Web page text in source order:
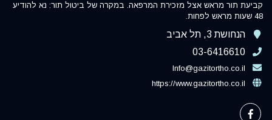
קביעת תור מראש אצל מזכירת המרפאה. במקרה של ביטול תור: נא להודיע
48 שעות מראש לפחות.
הנחושת 3, תל אביב
03-6416610
Info@gazitortho.co.il
https://www.gazitortho.co.il